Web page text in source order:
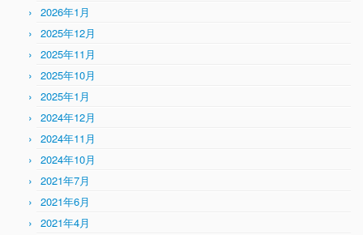
2026年1月
2025年12月
2025年11月
2025年10月
2025年1月
2024年12月
2024年11月
2024年10月
2021年7月
2021年6月
2021年4月